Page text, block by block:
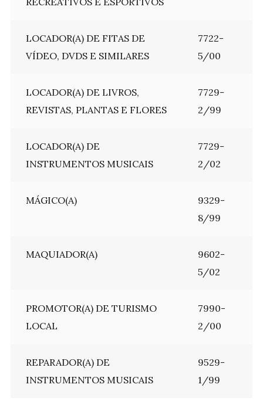
LOCADOR(A) DE FITAS DE
VÍDEO, DVDS E SIMILARES
7722-
5/00
LOCADOR(A) DE LIVROS,
REVISTAS, PLANTAS E FLORES
7729-
2/99
LOCADOR(A) DE
INSTRUMENTOS MUSICAIS
7729-
2/02
MÁGICO(A)
9329-
8/99
MAQUIADOR(A)
9602-
5/02
PROMOTOR(A) DE TURISMO
LOCAL
7990-
2/00
REPARADOR(A) DE
INSTRUMENTOS MUSICAIS
9529-
1/99